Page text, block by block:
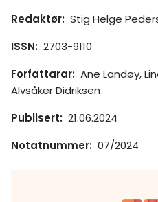
Redaktør: Stig Helge
ISSN: 2703-9110
Forfattarar: Ane Landøy,
Alvsåker Didriksen
Publisert: 21.06.2024
Notatnummer: 07/2024